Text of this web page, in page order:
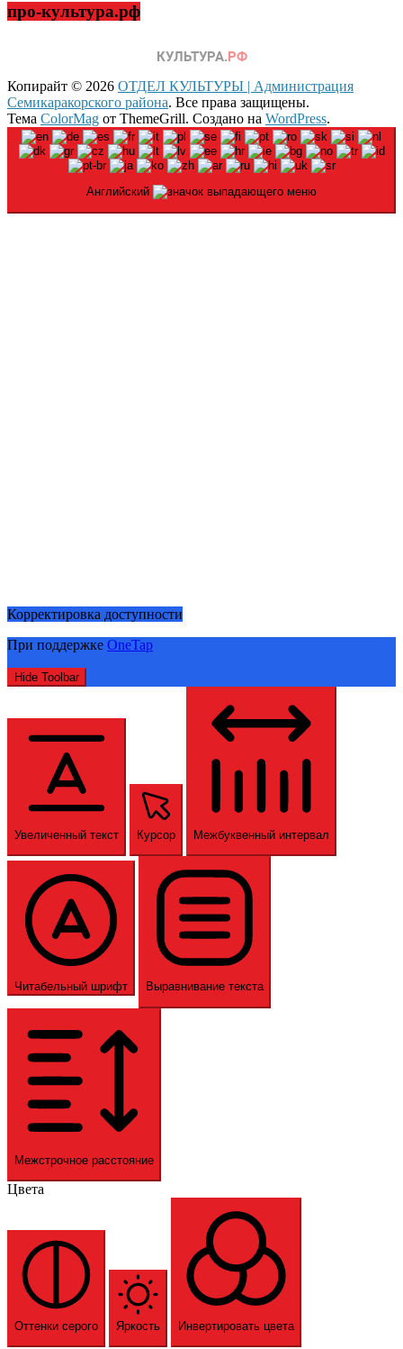
про-культура.рф
Копирайт © 2026 ОТДЕЛ КУЛЬТУРЫ | Администрация
Семикаракорского района. Все права защищены.
Тема ColorMag от ThemeGrill. Создано на WordPress.
Английский
Корректировка доступности
При поддержке OneTap
Hide Toolbar
Увеличенный текст Курсор Межбуквенный интервал
Читабельный шрифт Выравнивание текста
Межстрочное расстояние
Цвета
Оттенки серого Яркость Инвертировать цвета